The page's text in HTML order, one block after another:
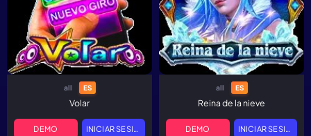
all ES
Volar
DEMO INICIAR SESIÓN
all ES
Reina de la nieve
DEMO INICIAR SESIÓN